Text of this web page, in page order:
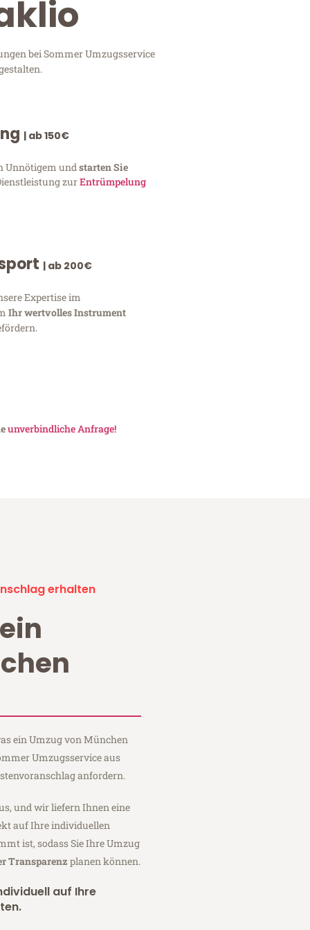
bei Sommer Umzugsservice
| ab 150€
Unnötigem undstarten Sie
zurEntrümpelung
| ab 200€
Expertise im
Ihr wertvolles Instrument
unverbindliche Anfrage!
erhalten
ein Umzug von München
Umzugsservice aus
anfordern.
und wir liefern Ihnen eine
auf Ihre individuellen
ist, sodass Sie Ihre Umzug
Transparenz planen können.
auf Ihre